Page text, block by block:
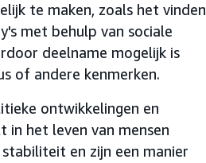
te maken, zoals het vinden
met behulp van sociale
deelname mogelijk is
of andere kenmerken.
ontwikkelingen en
in het leven van mensen
en zijn een manier